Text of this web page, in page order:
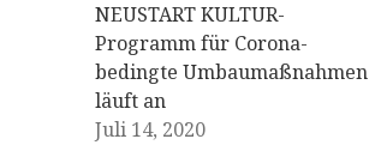
NEUSTART KULTUR-
Programm für Corona-
bedingte Umbaumaßnahmen
läuft an
Juli 14, 2020